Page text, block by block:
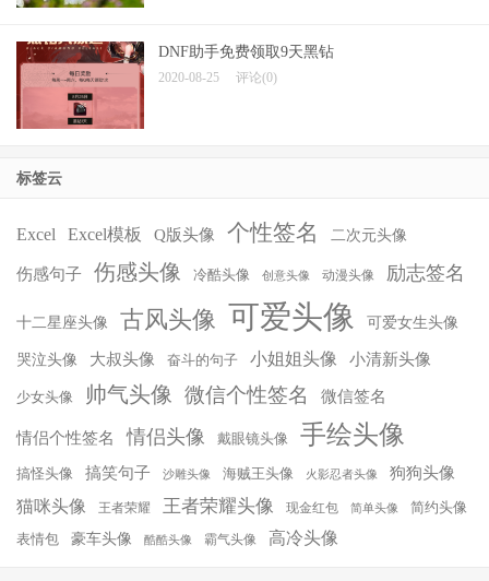
DNF助手免费领取9天黑钻
2020-08-25 评论(0)
标签云
Excel Excel模板 Q版头像 个性签名 二次元头像
伤感句子 伤感头像 冷酷头像 创意头像 动漫头像 励志签名
十二星座头像 古风头像 可爱头像 可爱女生头像
哭泣头像 大叔头像 奋斗的句子 小姐姐头像 小清新头像
少女头像 帅气头像 微信个性签名 微信签名
情侣个性签名 情侣头像 戴眼镜头像 手绘头像
搞怪头像 搞笑句子 沙雕头像 海贼王头像 火影忍者头像 狗狗头像
猫咪头像 王者荣耀 王者荣耀头像 现金红包 简单头像 简约头像
表情包 豪车头像 酷酷头像 霸气头像 高冷头像